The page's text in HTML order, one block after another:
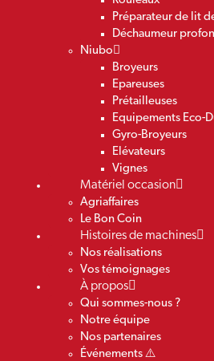
Préparateur de lit
Déchaumeur
Niubo
Broyeurs
Epareuses
Prétailleuses
Equipements Eco-
Gyro-Broyeurs
Elévateurs
Vignes
Matériel occasion
Agriaffaires
Le Bon Coin
Histoires de machines
Nos réalisations
Vos témoignages
À propos
Qui sommes-nous ?
Notre équipe
Nos partenaires
Événements ⚠️